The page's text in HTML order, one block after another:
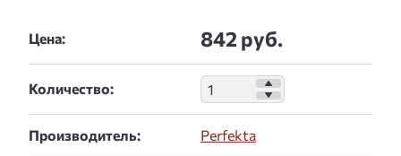
Цена: 842 руб.
Количество:
Производитель: Perfekta